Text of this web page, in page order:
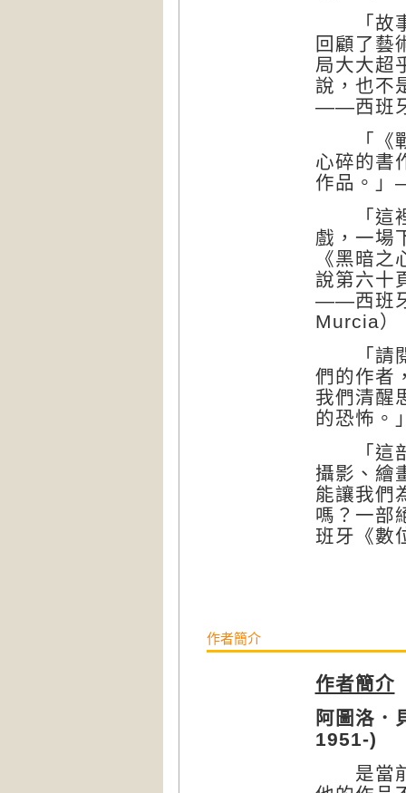
「故事
回顧了藝
局大大超
說，也不
——西班
「《戰
心碎的書
作品。」
「這裡
戲，一場
《黑暗
說第六十
——西班
Murcia）
「請閱
們的作者
我們清醒
的恐怖。
「這部
攝影、繪
能讓我們
嗎？一部
班牙《數
作者簡介
作者簡介
阿圖洛
1951-)
是當前